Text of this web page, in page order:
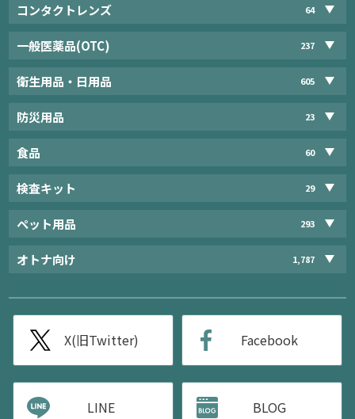
コンタクトレンズ 64
一般医薬品(OTC) 237
衛生用品・日用品 605
防災用品 23
食品 60
検査キット 29
ペット用品 293
オトナ向け 1,787
X(旧Twitter) Facebook
LINE BLOG